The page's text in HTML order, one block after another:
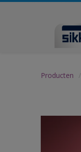
Producten